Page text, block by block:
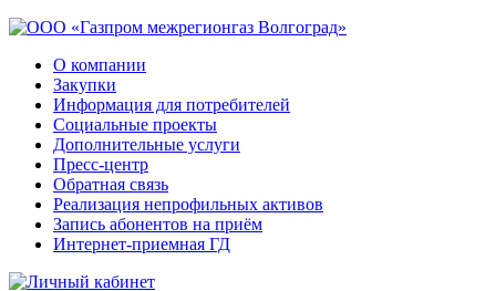
О компании
Закупки
Информация для потребителей
Социальные проекты
Дополнительные услуги
Пресс-центр
Обратная связь
Реализация непрофильных активов
Запись абонентов на приём
Интернет-приемная ГД